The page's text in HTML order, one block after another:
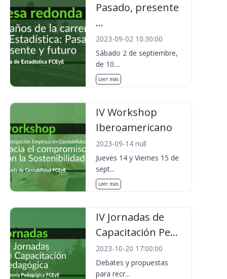
Pasado, presente
...
2023-09-02 10:30:00
Sábado 2 de septiembre,
de 10....
Leer más
IV Workshop
Iberoamericano
2023-09-14 null
Jueves 14 y Viernes 15 de
sept...
Leer más
IV Jornadas de
Capacitación Pe...
2023-10-20 17:00:00
Debates y propuestas
para recr...